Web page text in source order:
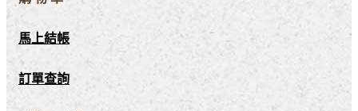
馬上結帳
訂單查詢